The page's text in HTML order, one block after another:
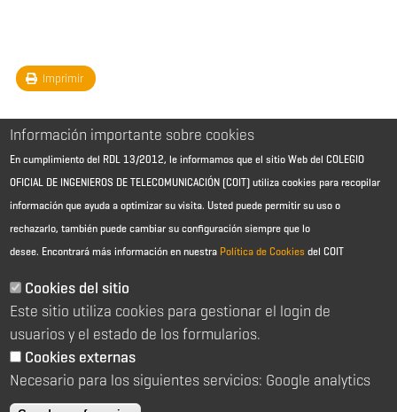
Imprimir
Aviso Legal - Información general
Política de cookies
Política de reembolso
Sitemap
C/ Almagro 2 1º Izqda 28010 Madrid
91 391 10 66
Información importante sobre cookies
En cumplimiento del RDL 13/2012, le informamos que el sitio Web del COLEGIO
OFICIAL DE INGENIEROS DE TELECOMUNICACIÓN (COIT) utiliza cookies para recopilar
información que ayuda a optimizar su visita. Usted puede permitir su uso o
rechazarlo, también puede cambiar su configuración siempre que lo
desee. Encontrará más información en nuestra Política de Cookies del COIT
Cookies del sitio
Este sitio utiliza cookies para gestionar el login de
usuarios y el estado de los formularios.
Cookies externas
Necesario para los siguientes servicios: Google analytics